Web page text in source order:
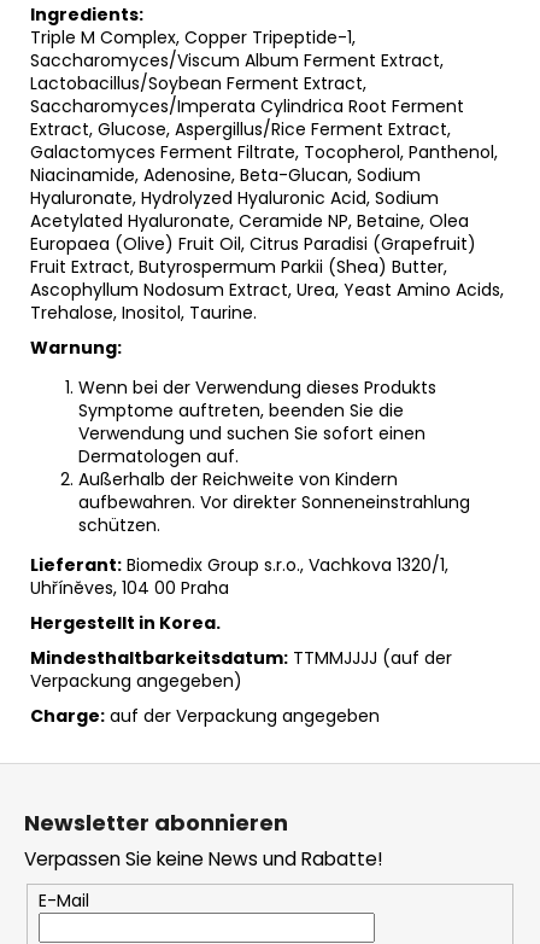
Ingredients:
Triple M Complex, Copper Tripeptide-1,
Saccharomyces/Viscum Album Ferment Extract,
Lactobacillus/Soybean Ferment Extract,
Saccharomyces/Imperata Cylindrica Root Ferment
Extract, Glucose, Aspergillus/Rice Ferment Extract,
Galactomyces Ferment Filtrate, Tocopherol, Panthenol,
Niacinamide, Adenosine, Beta-Glucan, Sodium
Hyaluronate, Hydrolyzed Hyaluronic Acid, Sodium
Acetylated Hyaluronate, Ceramide NP, Betaine, Olea
Europaea (Olive) Fruit Oil, Citrus Paradisi (Grapefruit)
Fruit Extract, Butyrospermum Parkii (Shea) Butter,
Ascophyllum Nodosum Extract, Urea, Yeast Amino Acids,
Trehalose, Inositol, Taurine.
Warnung:
Wenn bei der Verwendung dieses Produkts
Symptome auftreten, beenden Sie die
Verwendung und suchen Sie sofort einen
Dermatologen auf.
Außerhalb der Reichweite von Kindern
aufbewahren. Vor direkter Sonneneinstrahlung
schützen.
Lieferant: Biomedix Group s.r.o., Vachkova 1320/1,
Uhříněves, 104 00 Praha
Hergestellt in Korea.
Mindesthaltbarkeitsdatum: TTMMJJJJ (auf der
Verpackung angegeben)
Charge: auf der Verpackung angegeben
F
Newsletter abonnieren
Verpassen Sie keine News und Rabatte!
E-Mail